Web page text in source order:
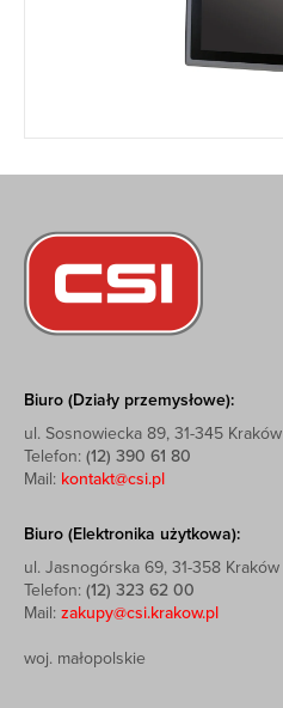
Biuro (Działy przemysłowe):
ul. Sosnowiecka 89, 31-345 Kraków
Telefon: (12) 390 61 80
Mail: kontakt@csi.pl
Biuro (Elektronika użytkowa):
ul. Jasnogórska 69, 31-358 Kraków
Telefon: (12) 323 62 00
Mail: zakupy@csi.krakow.pl
woj. małopolskie